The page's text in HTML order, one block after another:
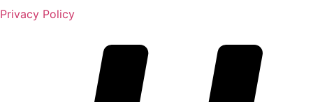
Privacy Policy